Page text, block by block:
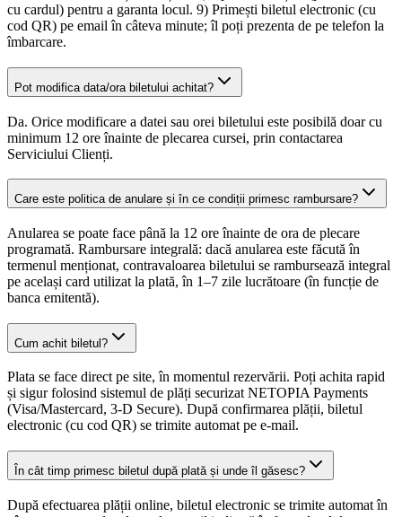
cu cardul) pentru a garanta locul. 9) Primești biletul electronic (cu
cod QR) pe email în câteva minute; îl poți prezenta de pe telefon la
îmbarcare.
Pot modifica data/ora biletului achitat?
Da. Orice modificare a datei sau orei biletului este posibilă doar cu
minimum 12 ore înainte de plecarea cursei, prin contactarea
Serviciului Clienți.
Care este politica de anulare și în ce condiții primesc rambursare?
Anularea se poate face până la 12 ore înainte de ora de plecare
programată. Rambursare integrală: dacă anularea este făcută în
termenul menționat, contravaloarea biletului se rambursează integral
pe același card utilizat la plată, în 1–7 zile lucrătoare (în funcție de
banca emitentă).
Cum achit biletul?
Plata se face direct pe site, în momentul rezervării. Poți achita rapid
și sigur folosind sistemul de plăți securizat NETOPIA Payments
(Visa/Mastercard, 3-D Secure). După confirmarea plății, biletul
electronic (cu cod QR) se trimite automat pe e-mail.
În cât timp primesc biletul după plată și unde îl găsesc?
După efectuarea plății online, biletul electronic se trimite automat în